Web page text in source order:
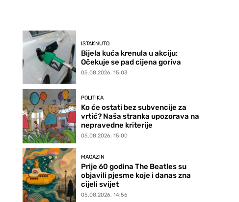
ISTAKNUTO
Bijela kuća krenula u akciju:
Očekuje se pad cijena goriva
05.08.2026. 15:03
POLITIKA
Ko će ostati bez subvencije za
vrtić? Naša stranka upozorava na
nepravedne kriterije
05.08.2026. 15:00
MAGAZIN
Prije 60 godina The Beatles su
objavili pjesme koje i danas zna
cijeli svijet
05.08.2026. 14:56